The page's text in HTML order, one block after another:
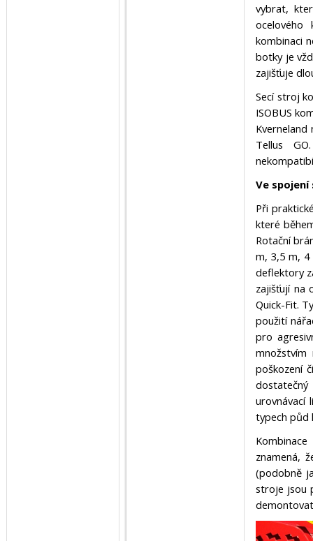
vybrat,
kombinaci
botky je
zajišťuje
Secí stroj
ISOBUS
Tellus
Ve
Při
které
Rotační
m, 3,5 m,
deflektory
zajišťují na
Quick-Fit.
použití
pro
poškození
urovnávací
typech půd
znamená,
(podobně
stroje jsou